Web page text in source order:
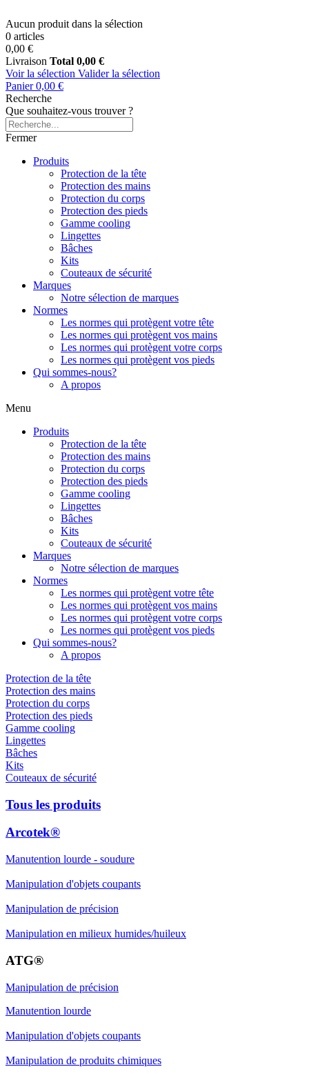
Aucun produit dans la sélection
0 articles
0,00 €
Livraison Total 0,00 €
Voir la sélection Valider la sélection
Panier 0,00 €
Recherche
Que souhaitez-vous trouver ?
Fermer
Produits
Protection de la tête
Protection des mains
Protection du corps
Protection des pieds
Gamme cooling
Lingettes
Bâches
Kits
Couteaux de sécurité
Marques
Notre sélection de marques
Normes
Les normes qui protègent votre tête
Les normes qui protègent vos mains
Les normes qui protègent votre corps
Les normes qui protègent vos pieds
Qui sommes-nous?
A propos
Menu
Produits
Protection de la tête
Protection des mains
Protection du corps
Protection des pieds
Gamme cooling
Lingettes
Bâches
Kits
Couteaux de sécurité
Marques
Notre sélection de marques
Normes
Les normes qui protègent votre tête
Les normes qui protègent vos mains
Les normes qui protègent votre corps
Les normes qui protègent vos pieds
Qui sommes-nous?
A propos
Protection de la tête
Protection des mains
Protection du corps
Protection des pieds
Gamme cooling
Lingettes
Bâches
Kits
Couteaux de sécurité
Tous les produits
Arcotek®
Manutention lourde - soudure
Manipulation d'objets coupants
Manipulation de précision
Manipulation en milieux humides/huileux
ATG®
Manipulation de précision
Manutention lourde
Manipulation d'objets coupants
Manipulation de produits chimiques